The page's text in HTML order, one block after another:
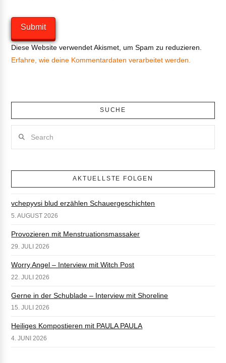
Diese Website verwendet Akismet, um Spam zu reduzieren.
Erfahre, wie deine Kommentardaten verarbeitet werden.
SUCHE
AKTUELLSTE FOLGEN
vchepyvsi blud erzählen Schauergeschichten
5. AUGUST 2026
Provozieren mit Menstruationsmassaker
29. JULI 2026
Worry Angel – Interview mit Witch Post
22. JULI 2026
Gerne in der Schublade – Interview mit Shoreline
15. JULI 2026
Heiliges Kompostieren mit PAULA PAULA
4. JUNI 2026